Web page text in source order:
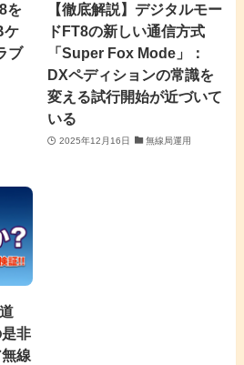
を
ケ
ブ
【徹底解説】デジタルモー
ドFT8の新しい通信方式
「Super Fox Mode」：
DXペディションの常識を
変える試行開始が近づいて
いる
2025年12月16日 無線局運用
非
線